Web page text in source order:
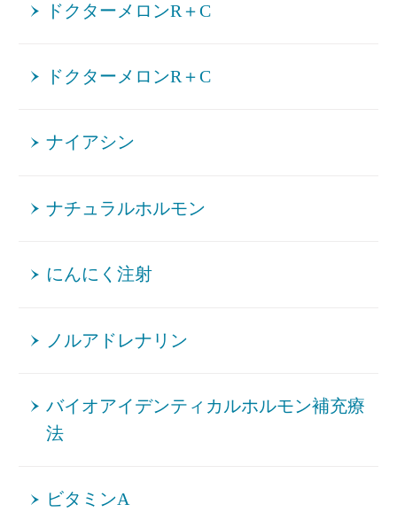
ドクターメロンR＋C
ドクターメロンR＋C
ナイアシン
ナチュラルホルモン
にんにく注射
ノルアドレナリン
バイオアイデンティカルホルモン補充療
法
ビタミンA